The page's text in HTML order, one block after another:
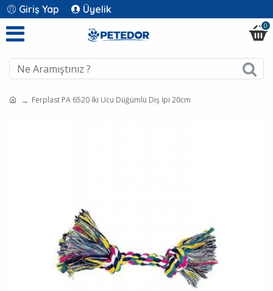
Giriş Yap Üyelik
0
Ferplast PA 6520 İki Ucu Düğümlü Diş İpi 20cm